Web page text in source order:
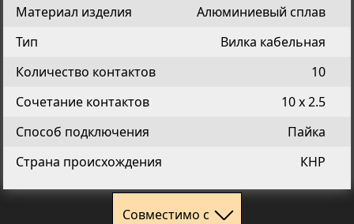
Материал изделия
Алюминиевый сплав
Тип
Вилка кабельная
Количество контактов
10
Сочетание контактов
10 х 2.5
Способ подключения
Пайка
Страна происхождения
КНР
Совместимо с